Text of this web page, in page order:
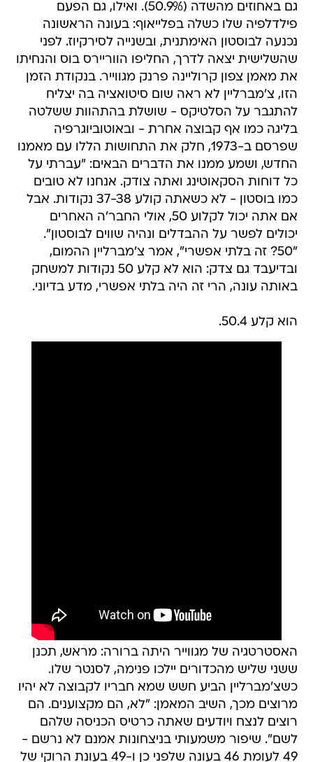
גם באחוזים מהשדה (50.9%). ואילו, גם הפעם
פילדלפיה שלו כשלה בפלייאוף: בעונה הראשונה
נכנעה לבוסטון האימתנית, ובשנייה לסירקיוז. לפני
שהשלישית יצאה לדרך, החליפו הווריירס בוס והנחיתו
את מאמן צפון קרוליינה פרנק מגווייר. בנקודת הזמן
הזו, צ'מברליין לא ראה שום סיטואציה בה יצליח
להתגבר על הסלטיקס - שושלת בהתהוות ששלטה
בליגה כמו אף קבוצה אחרת - ובאוטוביוגרפיה
שפרסם ב-1973, חלק את התחושות הללו עם מאמנו
החדש, ושמע ממנו את הדברים הבאים: "עברתי על
כל דוחות הסקאוטינג ואתה צודק. אנחנו לא טובים
כמו בוסטון - לא כשאתה קולע 37-38 נקודות. אבל
אם אתה יכול לקלוע 50, אולי החבר'ה האחרים
יכולים לפשר על ההבדלים ונהיה שווים לבוסטון".
"50? זה בלתי אפשרי", אמר צ'מברליין ההמום,
ובדיעבד גם צדק: הוא לא קלע 50 נקודות למשחק
באותה עונה, הרי זה היה בלתי אפשרי, מדע בדיוני.
הוא קלע 50.4.
האסטרטגיה של מגווייר היתה ברורה: מראש, תכנן
ששני שליש מהכדורים יילכו פנימה, לסנטר שלו.
כשצ'מברליין הביע חשש שמא חבריו לקבוצה לא יהיו
מרוצים מכך, השיב המאמן: "לא, הם מקצוענים. הם
רוצים לנצח ויודעים שאתה כרטיס הכניסה שלהם
לשם". שיפור משמעותי בניצחונות אמנם לא נרשם -
49 לעומת 46 בעונה שלפני כן ו-49 בעונת הרוקי של